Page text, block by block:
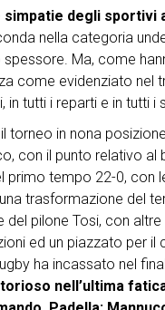
degli sportivi
nella categoria
Ma, come
come evidenziato nel
tutti i reparti e in tutti i
torneo in nona
con il punto relativo
primo tempo 22-0, con
trasformazione del
del pilone Tosi, con
ed un piazzato per
ha incassato nel
nell’ultima